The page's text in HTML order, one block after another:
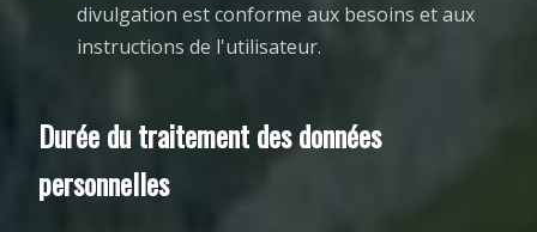
divulgation est conforme aux besoins et aux
instructions de l'utilisateur.
Durée du traitement des données
personnelles